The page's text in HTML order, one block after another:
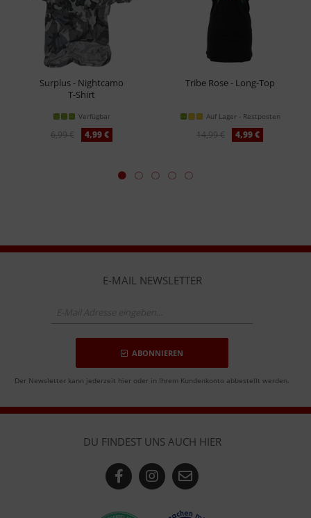
Surplus - Nightcamo
T-Shirt
Verfügbar
6,99 € 4,99 €
Tribe Rose - Long-Top
Auf Lager - Restposten
14,99 € 4,99 €
E-MAIL NEWSLETTER
ABONNIEREN
Der Newsletter kann jederzeit hier oder in Ihrem Kundenkonto abbestellt werden.
DU FINDEST UNS AUCH HIER